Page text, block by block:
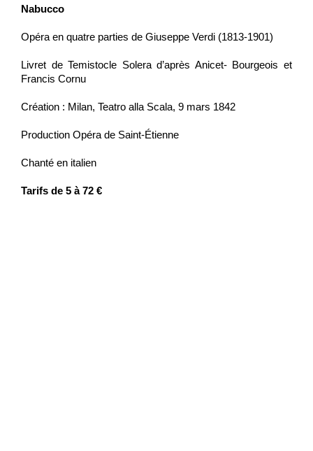
Nabucco
Opéra en quatre parties de Giuseppe Verdi (1813-1901)
Livret de Temistocle Solera d’après Anicet- Bourgeois et
Francis Cornu
Création : Milan, Teatro alla Scala, 9 mars 1842
Production Opéra de Saint-Étienne
Chanté en italien
Tarifs de 5 à 72 €